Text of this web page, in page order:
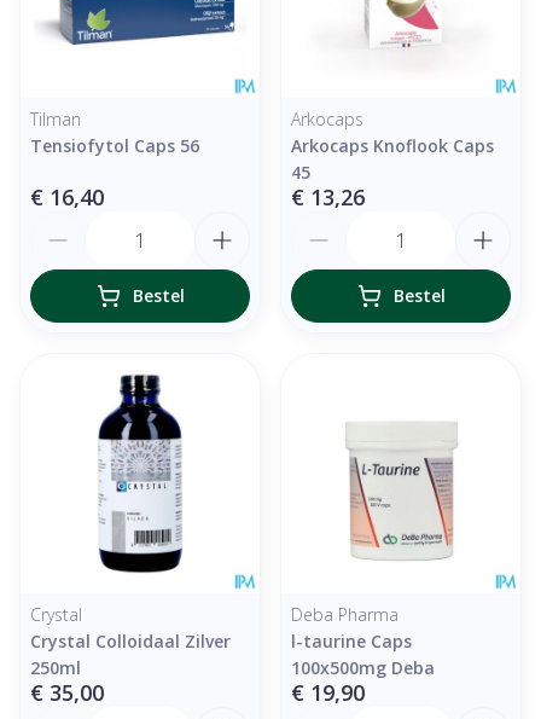
Tilman
Tensiofytol Caps 56
€ 16,40
Bestel
Arkocaps
Arkocaps Knoflook Caps
45
€ 13,26
Bestel
Crystal
Crystal Colloidaal Zilver
250ml
€ 35,00
Deba Pharma
l-taurine Caps
100x500mg Deba
€ 19,90